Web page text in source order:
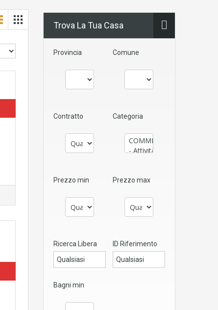
Trova La Tua Casa
Provincia Comune
Contratto Categoria
Prezzo min Prezzo max
Ricerca Libera ID Riferimento
Bagni min